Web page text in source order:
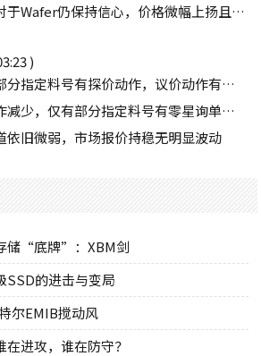
【台湾地区】供应端对于Wafer仍保持信心，价格微幅上扬且惜售态度不变
)
【深圳】买家仅针对部分指定料号有探价动作，议价动作有所减少
【香港】买家问价动作减少，仅有部分指定料号有零星询单动作
依旧微弱，市场报价持稳无明显波动
储“底牌”：XBM剑
SSD的进击与变局
尔EMIB搅动风
进攻，谁在防守？